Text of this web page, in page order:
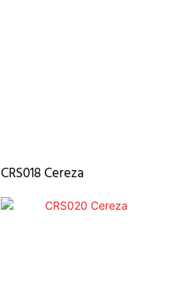
CRS018 Cereza